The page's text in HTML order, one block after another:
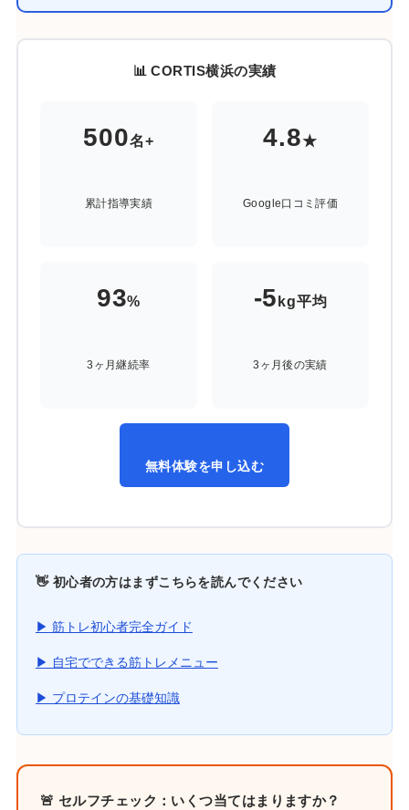
📊 CORTIS横浜の実績
500名+
累計指導実績
4.8★
Google口コミ評価
93%
3ヶ月継続率
-5 kg平均
3ヶ月後の実績
無料体験を申し込む
👋 初心者の方はまずこちらを読んでください
▶ 筋トレ初心者完全ガイド
▶ 自宅でできる筋トレメニュー
▶ プロテインの基礎知識
🚨 セルフチェック：いくつ当てはまりますか？